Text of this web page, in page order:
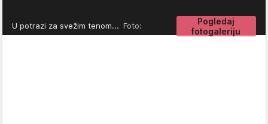
Pogledaj
fotogaleriju
U potrazi za svežim tenom... Foto: